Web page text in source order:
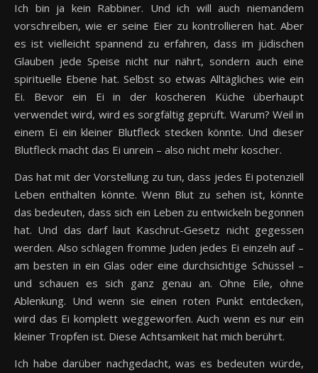
Ich bin ja kein Rabbiner. Und ich will auch niemandem
vorschreiben, wie er seine Eier zu kontrollieren hat. Aber
es ist vielleicht spannend zu erfahren, dass im jüdischen
Glauben jede Speise nicht nur nährt, sondern auch eine
spirituelle Ebene hat. Selbst so etwas Alltägliches wie ein
Ei. Bevor ein Ei in der koscheren Küche überhaupt
verwendet wird, wird es sorgfältig geprüft. Warum? Weil in
einem Ei ein kleiner Blutfleck stecken könnte. Und dieser
Blutfleck macht das Ei unrein – also nicht mehr koscher.
Das hat mit der Vorstellung zu tun, dass jedes Ei potenziell
Leben enthalten könnte. Wenn Blut zu sehen ist, könnte
das bedeuten, dass sich ein Leben zu entwickeln begonnen
hat. Und das darf laut Kaschrut-Gesetz nicht gegessen
werden. Also schlagen fromme Juden jedes Ei einzeln auf –
am besten in ein Glas oder eine durchsichtige Schüssel –
und schauen es sich ganz genau an. Ohne Eile, ohne
Ablenkung. Und wenn sie einen roten Punkt entdecken,
wird das Ei komplett weggeworfen. Auch wenn es nur ein
kleiner Tropfen ist. Diese Achtsamkeit hat mich berührt.
Ich habe darüber nachgedacht, was es bedeuten würde,